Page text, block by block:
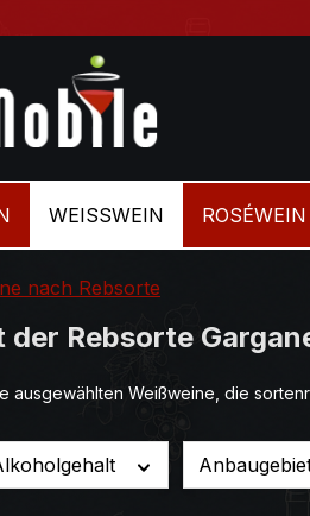
WEISSWEIN ROSÉWEIN
nach Rebsorte
Rebsorte
ausgewählten Weißweine, die